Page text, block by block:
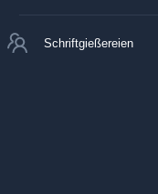
Schriftgießereien